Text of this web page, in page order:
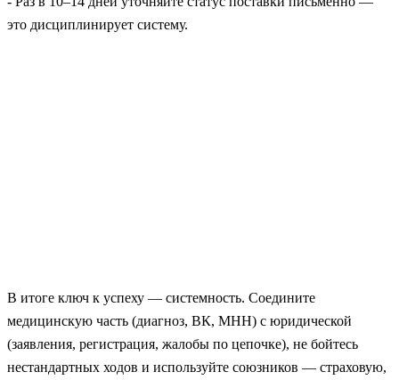
это дисциплинирует систему.
В итоге ключ к успеху — системность. Соедините
медицинскую часть (диагноз, ВК, МНН) с юридической
(заявления, регистрация, жалобы по цепочке), не бойтесь
нестандартных ходов и используйте союзников — страховую,